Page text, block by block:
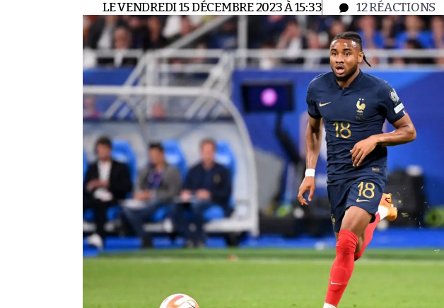
LE VENDREDI 15 DÉCEMBRE 2023 À 15:33 12RÉACTIONS